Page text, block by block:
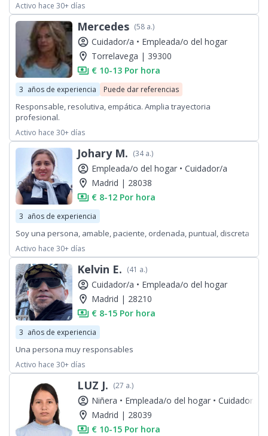
adapto fácilmente a las rutinas y necesidades de cada familia.
Activo hace 30+ días
Mercedes (58 a.)
account_circle Cuidador/a • Empleada/o del hogar
location_on Torrelavega | 39300
payments € 10-13 Por hora
3 años de experiencia Puede dar referencias
Responsable, resolutiva, empática. Amplia trayectoria
profesional.
Activo hace 30+ días
Johary M. (34 a.)
account_circle Empleada/o del hogar • Cuidador/a
location_on Madrid | 28038
payments € 8-12 Por hora
3 años de experiencia
Soy una persona, amable, paciente, ordenada, puntual, discreta
Activo hace 30+ días
Kelvin E. (41 a.)
account_circle Cuidador/a • Empleada/o del hogar
location_on Madrid | 28210
payments € 8-15 Por hora
3 años de experiencia
Una persona muy responsables
Activo hace 30+ días
LUZ J. (27 a.)
account_circle Niñera • Empleada/o del hogar • Cuidador/a
location_on Madrid | 28039
payments € 10-15 Por hora